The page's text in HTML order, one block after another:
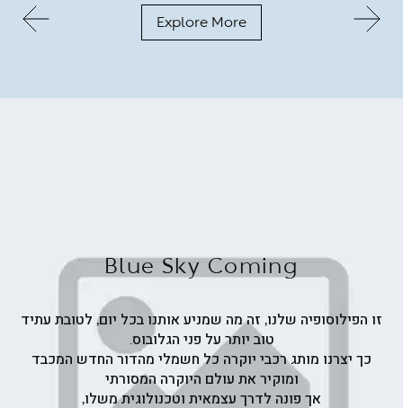
Explore More
החל
Blue Sky Coming
זו הפילוסופיה שלנו, זה מה שמניע אותנו בכל יום, לטובת עתיד
טוב יותר על פני הגלובוס.
כך יצרנו מותג רכבי יוקרה כל חשמלי מהדור החדש המכבד
ומוקיר את עולם היוקרה המסורתי
אך פונה לדרך עצמאית וטכנולוגית משלו,